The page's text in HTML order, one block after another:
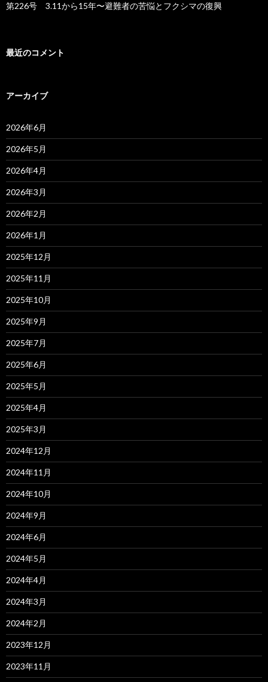
第226号 3.11から15年〜避難者の苦悩とフクシマの復興
最近のコメント
アーカイブ
2026年6月
2026年5月
2026年4月
2026年3月
2026年2月
2026年1月
2025年12月
2025年11月
2025年10月
2025年9月
2025年7月
2025年6月
2025年5月
2025年4月
2025年3月
2024年12月
2024年11月
2024年10月
2024年9月
2024年6月
2024年5月
2024年4月
2024年3月
2024年2月
2023年12月
2023年11月